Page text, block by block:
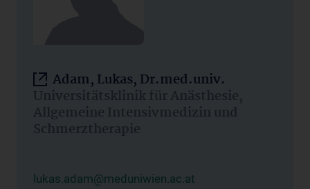
Adam, Lukas, Dr.med.univ.
Universitätsklinik für Anästhesie,
Allgemeine Intensivmedizin und
Schmerztherapie
lukas.adam@meduniwien.ac.at